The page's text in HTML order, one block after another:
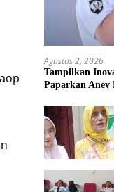
Agustus 2, 2026
Tampilkan
Paparkan Anev